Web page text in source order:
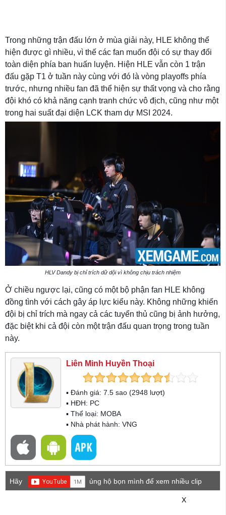
Trong những trận đấu lớn ở mùa giải này, HLE không thể
hiện được gì nhiều, vì thế các fan muốn đội có sự thay đổi
toàn diện phía ban huấn luyện. Hiện HLE vẫn còn 1 trận
đấu gặp T1 ở tuần này cùng với đó là vòng playoffs phía
trước, nhưng nhiều fan đã thể hiện sự thất vọng và cho rằng
đội khó có khả năng cạnh tranh chức vô địch, cũng như một
trong hai suất đại diện LCK tham dự MSI 2024.
HLV Dandy bị chỉ trích dữ dội vì không chịu trách nhiệm
Ở chiều ngược lại, cũng có một bộ phận fan HLE không
đồng tình với cách gây áp lực kiểu này. Không những khiến
đội bị chỉ trích mà ngay cả các tuyển thủ cũng bị ảnh hưởng,
đặc biệt khi cả đội còn một trận đấu quan trọng trong tuần
này.
Liên Minh Huyền Thoại
▪ Đánh giá: 7.5 sao (2948 lượt)
▪ HĐH: PC
▪ Thể loại: MOBA
▪ Nhà phát hành: VNG
Hãy
ủng hộ bọn mình để xem nhiều clip
X